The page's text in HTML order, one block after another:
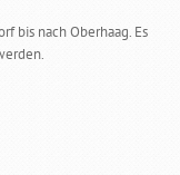
bis nach Oberhaag. Es